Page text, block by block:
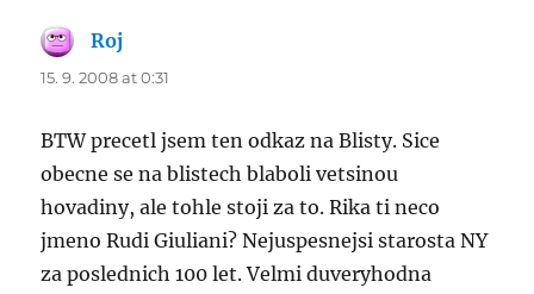
Roj
15. 9. 2008 at 0:31
BTW precetl jsem ten odkaz na Blisty. Sice
obecne se na blistech blaboli vetsinou
hovadiny, ale tohle stoji za to. Rika ti neco
jmeno Rudi Giuliani? Nejuspesnejsi starosta NY
za poslednich 100 let. Velmi duveryhodna